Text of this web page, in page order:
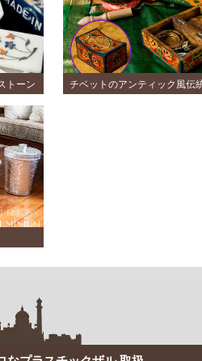
トーン
チベットのアンティック風伝